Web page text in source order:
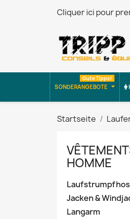
Cliquer ici pour
SONDERANGEBOTE
Gute Tipps!
Startseite
HOMME
Jacken &
Langarm